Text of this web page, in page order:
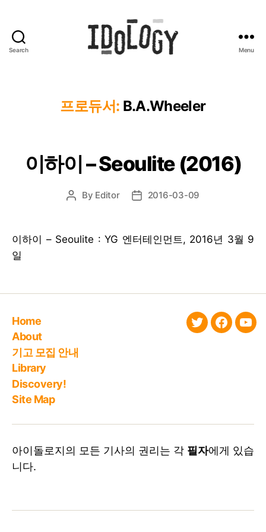
Search Menu
프로듀서: B.A.Wheeler
이하이 – Seoulite (2016)
Post
By Editor
Post2016-03-09
이하이 – Seoulite : YG 엔터테인먼트, 2016년 3월 9
일
Home
About
기고 모집 안내
Library
Discovery!
Site Map
twitter
아이돌로지의 모든 기사의 권리는 각 필자에게 있습
니다.